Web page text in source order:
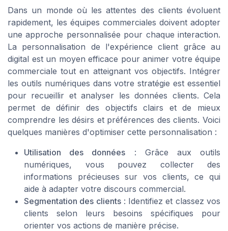
Dans un monde où les attentes des clients évoluent
rapidement, les équipes commerciales doivent adopter
une approche personnalisée pour chaque interaction.
La personnalisation de l'expérience client grâce au
digital est un moyen efficace pour animer votre équipe
commerciale tout en atteignant vos objectifs. Intégrer
les outils numériques dans votre stratégie est essentiel
pour recueillir et analyser les données clients. Cela
permet de définir des objectifs clairs et de mieux
comprendre les désirs et préférences des clients. Voici
quelques manières d'optimiser cette personnalisation :
Utilisation des données : Grâce aux outils
numériques, vous pouvez collecter des
informations précieuses sur vos clients, ce qui
aide à adapter votre discours commercial.
Segmentation des clients: Identifiez et classez vos
clients selon leurs besoins spécifiques pour
orienter vos actions de manière précise.